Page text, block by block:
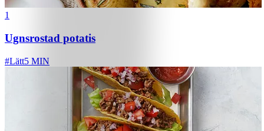
1
Ugnsrostad potatis
#Lätt5 MIN